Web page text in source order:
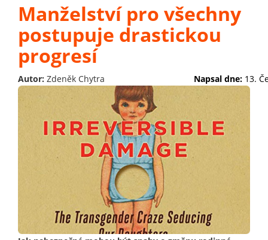
Manželství pro všechny
postupuje drastickou
progresí
Autor: Zdeněk Chytra Napsal dne: 13.